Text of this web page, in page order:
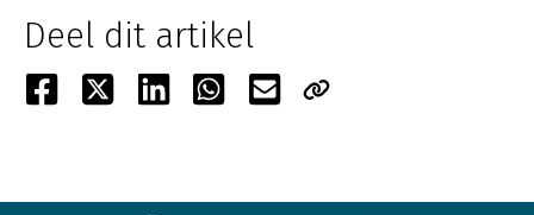
Deel dit artikel